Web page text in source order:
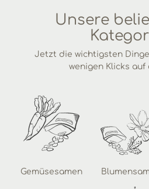
Unsere
Jetzt die wichtigsten
wenigen Klicks auf
Gemüsesamen